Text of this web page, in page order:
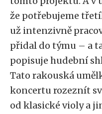
že potřebujeme
už intenzivně
přidal do týmu – a
popisuje hudební
Tato rakouská
koncertu rozeznít
od klasické violy a